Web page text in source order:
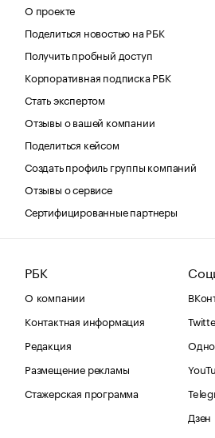
О проекте
Поделиться новостью на РБК
Получить пробный доступ
Корпоративная подписка РБК
Стать экспертом
Отзывы о вашей компании
Поделиться кейсом
Создать профиль группы компаний
Отзывы о сервисе
Сертифицированные партнеры
РБК
О компании
Контактная информация
Редакция
Размещение рекламы
Стажерская программа
Дзен